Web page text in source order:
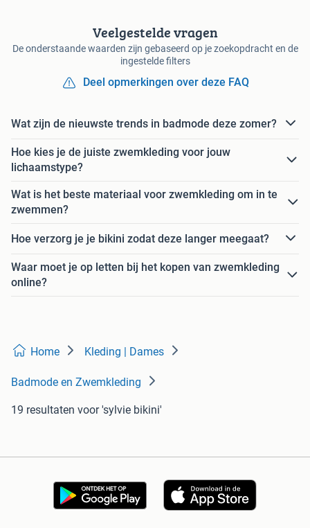
Veelgestelde vragen
De onderstaande waarden zijn gebaseerd op je zoekopdracht en de
ingestelde filters
Deel opmerkingen over deze FAQ
Wat zijn de nieuwste trends in badmode deze zomer?
Hoe kies je de juiste zwemkleding voor jouw
lichaamstype?
Wat is het beste materiaal voor zwemkleding om in te
zwemmen?
Hoe verzorg je je bikini zodat deze langer meegaat?
Waar moet je op letten bij het kopen van zwemkleding
online?
Home Kleding | Dames
Badmode en Zwemkleding
19 resultaten voor 'sylvie bikini'